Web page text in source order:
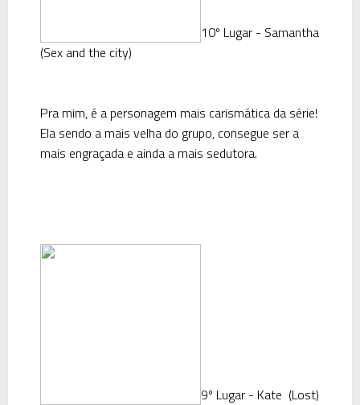
10º Lugar - Samantha
(Sex and the city)
Pra mim, é a personagem mais carismática da série!
Ela sendo a mais velha do grupo, consegue ser a
mais engraçada e ainda a mais sedutora.
9º Lugar - Kate (Lost)